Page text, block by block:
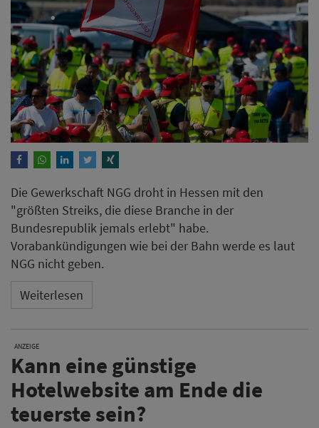
Die Gewerkschaft NGG droht in Hessen mit den
"größten Streiks, die diese Branche in der
Bundesrepublik jemals erlebt" habe.
Vorabankündigungen wie bei der Bahn werde es laut
NGG nicht geben.
Weiterlesen
ANZEIGE
Kann eine günstige
Hotelwebsite am Ende die
teuerste sein?